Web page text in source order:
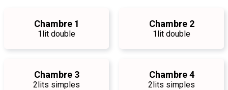
Chambre 1
1lit double
Chambre 2
1lit double
Chambre 3
2lits simples
Chambre 4
2lits simples